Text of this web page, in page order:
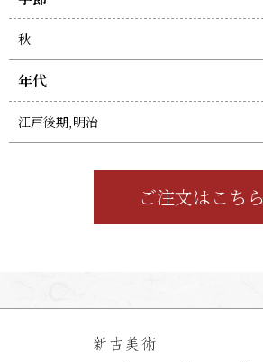
秋
年代
江戸後期,明治
ご注文はこちら